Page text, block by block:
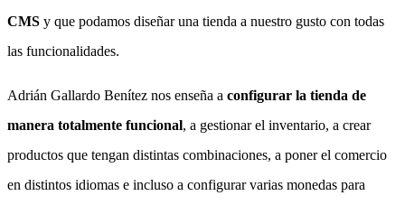
CMS y que podamos diseñar una tienda a nuestro gusto con todas
las funcionalidades.
Adrián Gallardo Benítez nos enseña a configurar la tienda de
manera totalmente funcional, a gestionar el inventario, a crear
productos que tengan distintas combinaciones, a poner el comercio
en distintos idiomas e incluso a configurar varias monedas para